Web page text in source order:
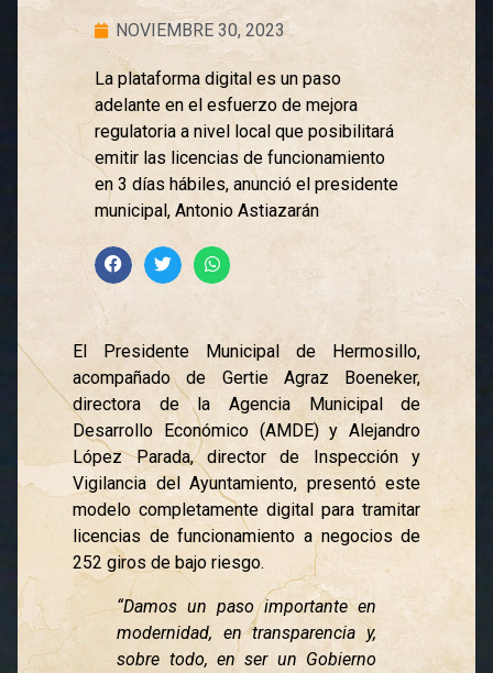
NOVIEMBRE 30, 2023
La plataforma digital es un paso
adelante en el esfuerzo de mejora
regulatoria a nivel local que posibilitará
emitir las licencias de funcionamiento
en 3 días hábiles, anunció el presidente
municipal, Antonio Astiazarán
El Presidente Municipal de Hermosillo,
acompañado de Gertie Agraz Boeneker,
directora de la Agencia Municipal de
Desarrollo Económico (AMDE) y Alejandro
López Parada, director de Inspección y
Vigilancia del Ayuntamiento, presentó este
modelo completamente digital para tramitar
licencias de funcionamiento a negocios de
252 giros de bajo riesgo.
“Damos un paso importante en
modernidad, en transparencia y,
sobre todo, en ser un Gobierno